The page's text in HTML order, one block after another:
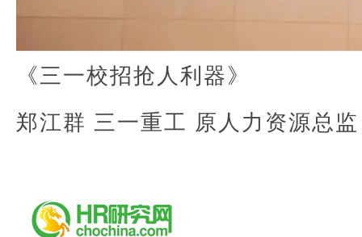
《三一校招抢人利器》
郑江群 三一重工 原人力资源总监